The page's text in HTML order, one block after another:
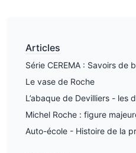
Articles
Série CEREMA : Savoirs de
Le vase de Roche
L’abaque de Devilliers - les
Michel Roche : figure
Auto-école - Histoire de la